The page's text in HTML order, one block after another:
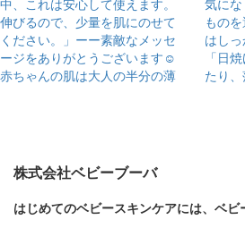
株式会社ベビーブーバ
はじめてのベビースキンケアには、ベビ